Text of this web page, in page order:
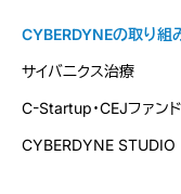
CYBERDYNEの取り組
サイバニクス治療
C-Startup・CEJファンド
CYBERDYNE STUDIO